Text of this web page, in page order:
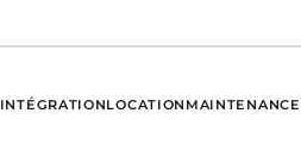
INTÉGRATIONLOCATION MAINTENANCE